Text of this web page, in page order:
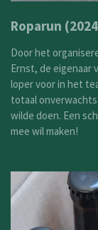
Roparun
Door het
Ernst, de eigenaar
loper voor in het
totaal onverwachts
wilde doen. Een
mee wil maken!